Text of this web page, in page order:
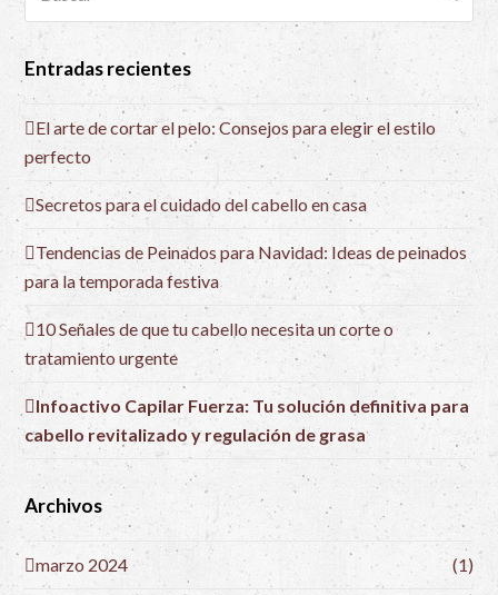
Entradas recientes
El arte de cortar el pelo: Consejos para elegir el estilo
perfecto
Secretos para el cuidado del cabello en casa
Tendencias de Peinados para Navidad: Ideas de peinados
para la temporada festiva
10 Señales de que tu cabello necesita un corte o
tratamiento urgente
Infoactivo Capilar Fuerza: Tu solución definitiva para
cabello revitalizado y regulación de grasa
Archivos
marzo 2024 (1)